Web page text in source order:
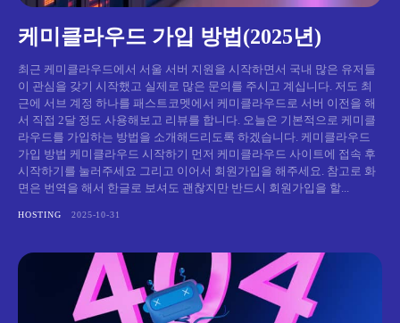
케미클라우드 가입 방법(2025년)
최근 케미클라우드에서 서울 서버 지원을 시작하면서 국내 많은 유저들
이 관심을 갖기 시작했고 실제로 많은 문의를 주시고 계십니다. 저도 최
근에 서브 계정 하나를 패스트코멧에서 케미클라우드로 서버 이전을 해
서 직접 2달 정도 사용해보고 리뷰를 합니다. 오늘은 기본적으로 케미클
라우드를 가입하는 방법을 소개해드리도록 하겠습니다. 케미클라우드
가입 방법 케미클라우드 시작하기 먼저 케미클라우드 사이트에 접속 후
시작하기를 눌러주세요 그리고 이어서 회원가입을 해주세요. 참고로 화
면은 번역을 해서 한글로 보셔도 괜찮지만 반드시 회원가입을 할...
HOSTING 2025-10-31